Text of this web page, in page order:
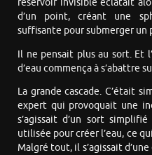
réservoir invisible éclatait
d’un point, créant une
suffisante pour submerger
Il ne pensait plus au sort. Et
d’eau commença à s’abattre
La grande cascade. C’était
expert qui provoquait une
s’agissait d’un sort
utilisée pour créer l’eau, ce
Malgré tout, il s’agissait